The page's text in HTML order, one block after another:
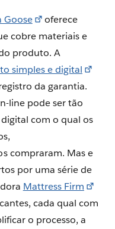
Goose
oferece
cobre materiais e
produto. A
simples e digital
da garantia.
line pode ser tão
com o qual os
compraram. Mas e
por uma série de
Mattress Firm
cada qual com
o processo, a